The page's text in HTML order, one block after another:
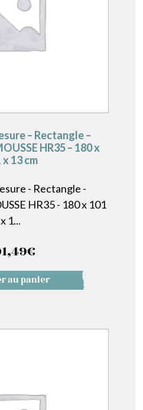
– Rectangle –
HR35 – 180 x
x 13 cm
- Rectangle -
HR35 - 180 x 101
x 1...
€
au panier